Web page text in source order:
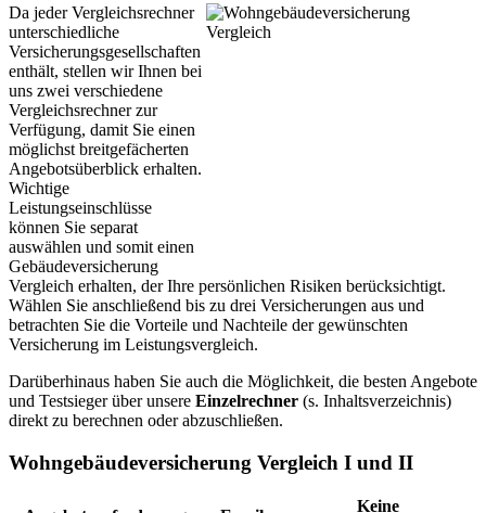
Da jeder Vergleichsrechner
unterschiedliche
Versicherungsgesellschaften
enthält, stellen wir Ihnen bei
uns zwei verschiedene
Vergleichsrechner zur
Verfügung, damit Sie einen
möglichst breitgefächerten
Angebotsüberblick erhalten.
Wichtige
Leistungseinschlüsse
können Sie separat
auswählen und somit einen
Gebäudeversicherung
Vergleich erhalten, der Ihre persönlichen Risiken berücksichtigt.
Wählen Sie anschließend bis zu drei Versicherungen aus und
betrachten Sie die Vorteile und Nachteile der gewünschten
Versicherung im Leistungsvergleich.
Darüberhinaus haben Sie auch die Möglichkeit, die besten Angebote
und Testsieger über unsere Einzelrechner (s. Inhaltsverzeichnis)
direkt zu berechnen oder abzuschließen.
Wohngebäudeversicherung Vergleich I und II
Keine